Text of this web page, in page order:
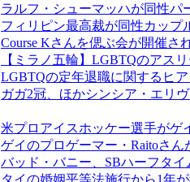
ラルフ・シューマッハが同性パ
フィリピン最高裁が同性カップ
Course Kさんを偲ぶ会が開催さ
【ミラノ五輪】LGBTQのアス
LGBTQの定年退職に関するヒ
ガガ2冠、ほかシンシア・エリ
米プロアイスホッケー選手がゲ
ゲイのプロゲーマー・Raitoさ
バッド・バニー、SBハーフタ
タイの婚姻平等法施行から1年